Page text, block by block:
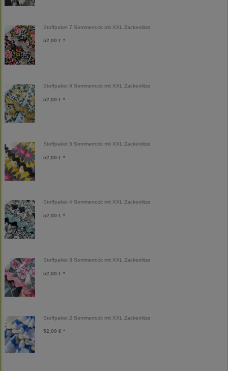
Stoffpaket 7 Sommerrock mit XXL Zackenlitze
52,00 € *
Stoffpaket 6 Sommerrock mit XXL Zackenlitze
52,00 € *
Stoffpaket 5 Sommerrock mit XXL Zackenlitze
52,00 € *
Stoffpaket 4 Sommerrock mit XXL Zackenlitze
52,00 € *
Stoffpaket 3 Sommerrock mit XXL Zackenlitze
52,00 € *
Stoffpaket 2 Sommerrock mit XXL Zackenlitze
52,00 € *